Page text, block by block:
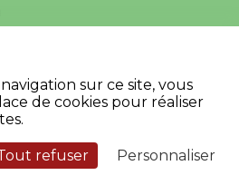
sur ce site, vous
de cookies pour réaliser
refuser Personnaliser